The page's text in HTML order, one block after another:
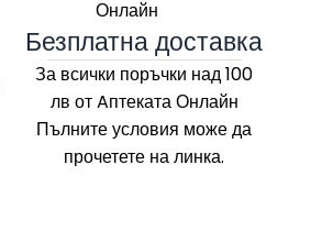
Безплатна доставка
За всички поръчки над 100
лв от Aптеката Онлайн
Пълните условия може да
прочетете на линка.